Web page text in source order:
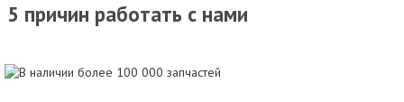
5 причин работать с нами